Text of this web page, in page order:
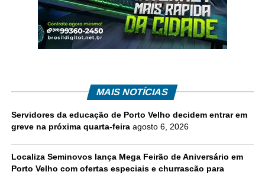
MAIS NOTÍCIAS
Servidores da educação de Porto Velho decidem entrar em
greve na próxima quarta-feira agosto 6, 2026
Localiza Seminovos lança Mega Feirão de Aniversário em
Porto Velho com ofertas especiais e churrascão para